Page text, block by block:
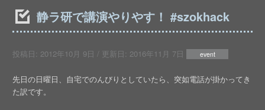
静ラ研で講演やりやす！ #szokhack
投稿日: 2012年10月 9日 / 更新日: 2016年11月 7日 event
先日の日曜日、自宅でのんびりとしていたら、突如電話が掛かってき
た訳です。